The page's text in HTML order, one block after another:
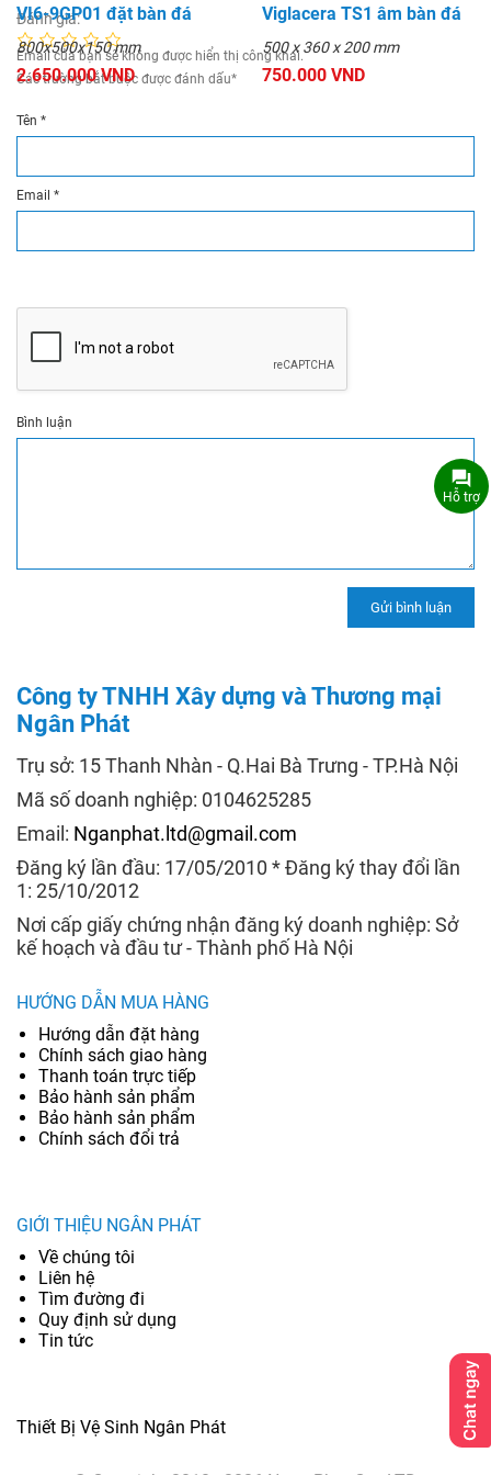
VI6-9GP01 đặt bàn đá
800x500x150 mm
2.650.000 VND
Viglacera TS1 âm bàn đá
500 x 360 x 200 mm
750.000 VND
Đánh giá:
Email của bạn sẽ không được hiển thị công khai.
Các trường bắt buộc được đánh dấu*
Tên *
Email *
Bình luận
Công ty TNHH Xây dựng và Thương mại
Ngân Phát
Trụ sở: 15 Thanh Nhàn - Q.Hai Bà Trưng - TP.Hà Nội
Mã số doanh nghiệp: 0104625285
Email: Nganphat.ltd@gmail.com
Đăng ký lần đầu: 17/05/2010 * Đăng ký thay đổi lần
1: 25/10/2012
Nơi cấp giấy chứng nhận đăng ký doanh nghiệp: Sở
kế hoạch và đầu tư - Thành phố Hà Nội
HƯỚNG DẪN MUA HÀNG
Hướng dẫn đặt hàng
Chính sách giao hàng
Thanh toán trực tiếp
Bảo hành sản phẩm
Bảo hành sản phẩm
Chính sách đổi trả
GIỚI THIỆU NGÂN PHÁT
Về chúng tôi
Liên hệ
Tìm đường đi
Quy định sử dụng
Tin tức
Thiết Bị Vệ Sinh Ngân Phát
Hỗ trợ